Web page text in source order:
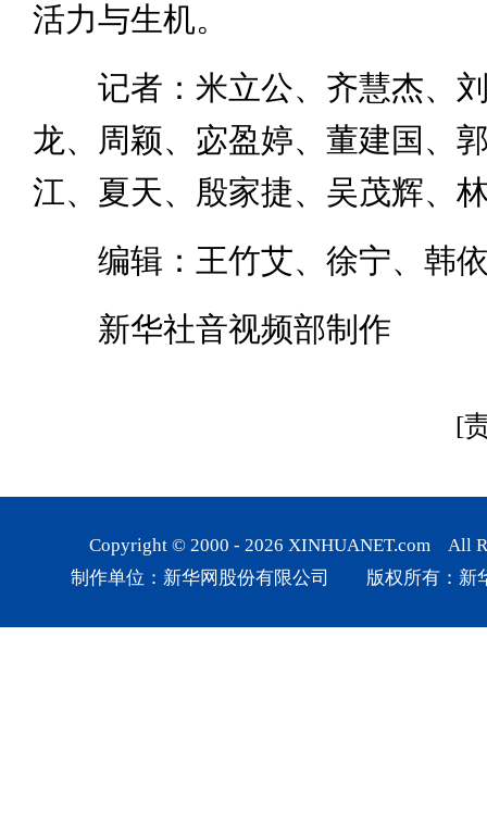
活力与生机。
记者：米立公、齐慧杰、刘
龙、周颖、宓盈婷、董建国、
江、夏天、殷家捷、吴茂辉、
编辑：王竹艾、徐宁、韩
新华社音视频部制作
[
Copyright © 2000 - 2026 XINHUANET.com All
制作单位：新华网股份有限公司 版权所有：新